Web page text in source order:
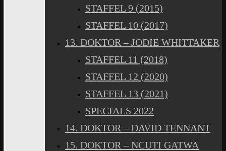
STAFFEL 9 (2015)
STAFFEL 10 (2017)
13. DOKTOR – JODIE WHITTAKER
STAFFEL 11 (2018)
STAFFEL 12 (2020)
STAFFEL 13 (2021)
SPECIALS 2022
14. DOKTOR – DAVID TENNANT
15. DOKTOR – NCUTI GATWA